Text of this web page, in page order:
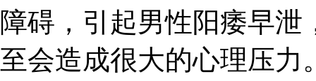
障碍，引起男性阳痿早
至会造成很大的心理压力